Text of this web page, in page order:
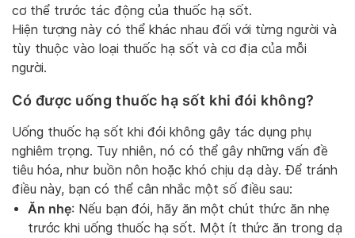
cơ thể trước tác động của thuốc hạ sốt.
Hiện tượng này có thể khác nhau đối với từng người và
tùy thuộc vào loại thuốc hạ sốt và cơ địa của mỗi
người.
Có được uống thuốc hạ sốt khi đói không?
Uống thuốc hạ sốt khi đói không gây tác dụng phụ
nghiêm trọng. Tuy nhiên, nó có thể gây những vấn đề
tiêu hóa, như buồn nôn hoặc khó chịu dạ dày. Để tránh
điều này, bạn có thể cân nhắc một số điều sau:
Ăn nhẹ: Nếu bạn đói, hãy ăn một chút thức ăn nhẹ
trước khi uống thuốc hạ sốt. Một ít thức ăn trong dạ